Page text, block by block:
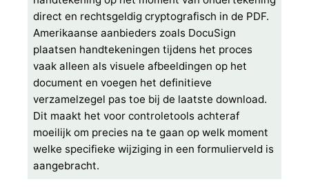
direct en rechtsgeldig cryptografisch in de PDF.
Amerikaanse aanbieders zoals DocuSign
plaatsen handtekeningen tijdens het proces
vaak alleen als visuele afbeeldingen op het
document en voegen het definitieve
verzamelzegel pas toe bij de laatste download.
Dit maakt het voor controletools achteraf
moeilijk om precies na te gaan op welk moment
welke specifieke wijziging in een formulierveld is
aangebracht.